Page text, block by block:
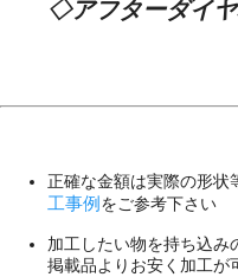
◇アフターダイ
正確な金額は実際の形状
工事例をご参考下さい
加工したい物を持ち込み
掲載品よりお安く加工が